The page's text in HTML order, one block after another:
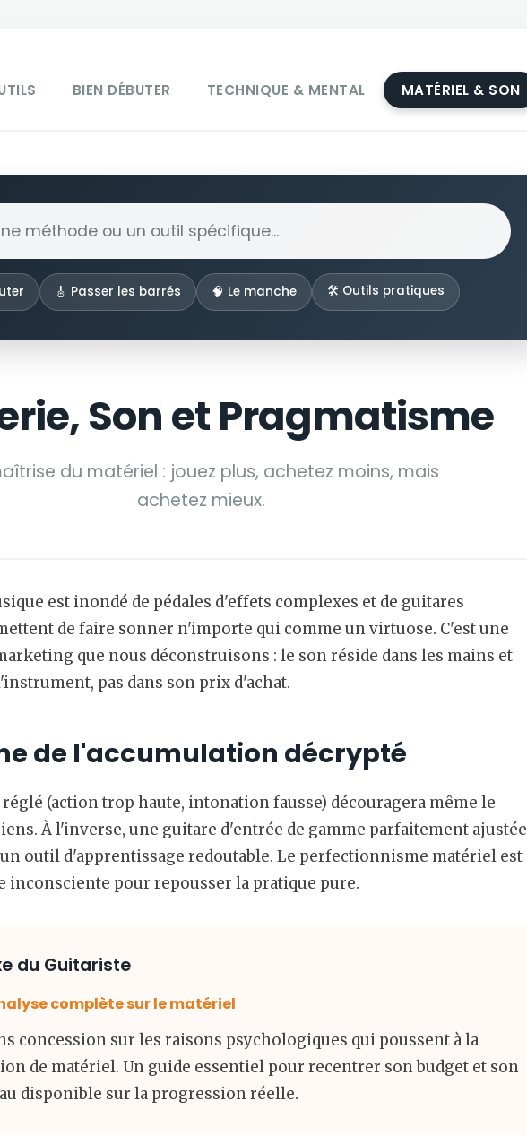
BIEN DÉBUTER TECHNIQUE & MENTAL MATÉRIEL & SON
🎸 Passer les barrés 🧠 Le manche 🛠️ Outils pratiques
Son et Pragmatisme
du matériel : jouez plus, achetez moins, mais
achetez mieux.
est inondé de pédales d'effets complexes et de guitares
de faire sonner n'importe qui comme un virtuose. C'est une
que nous déconstruisons : le son réside dans les mains et
pas dans son prix d'achat.
de l'accumulation décrypté
(action trop haute, intonation fausse) découragera même le
À l'inverse, une guitare d'entrée de gamme parfaitement ajustée
outil d'apprentissage redoutable. Le perfectionnisme matériel est
inconsciente pour repousser la pratique pure.
du Guitariste
complète sur le matériel
concession sur les raisons psychologiques qui poussent à la
de matériel. Un guide essentiel pour recentrer son budget et son
disponible sur la progression réelle.